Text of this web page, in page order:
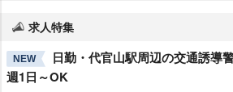
求人特集
NEW
日勤・代官山駅周辺の交通誘導
週1日～OK